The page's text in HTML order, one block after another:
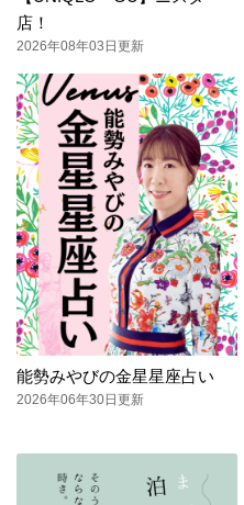
店！
2026年08年03日更新
能勢みやびの金星星座占い
2026年06年30日更新